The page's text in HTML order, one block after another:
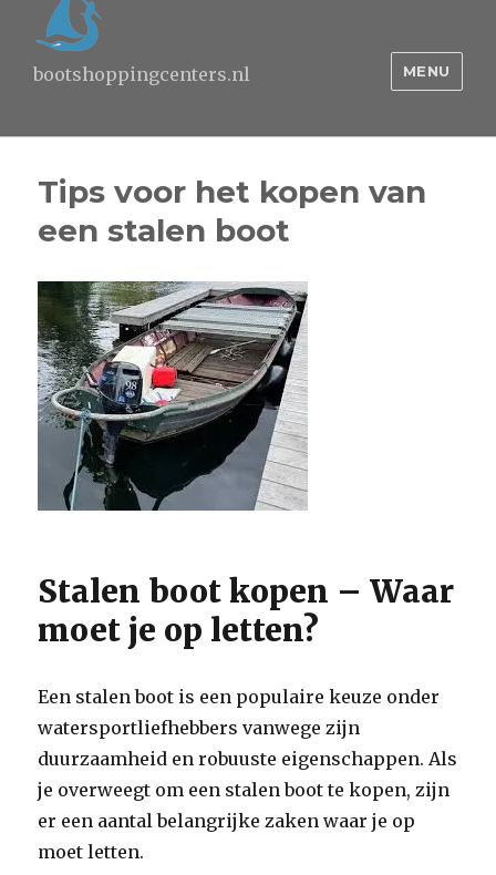
bootshoppingcenters.nl MENU
Tips voor het kopen van
een stalen boot
Stalen boot kopen – Waar
moet je op letten?
Een stalen boot is een populaire keuze onder
watersportliefhebbers vanwege zijn
duurzaamheid en robuuste eigenschappen. Als
je overweegt om een stalen boot te kopen, zijn
er een aantal belangrijke zaken waar je op
moet letten.